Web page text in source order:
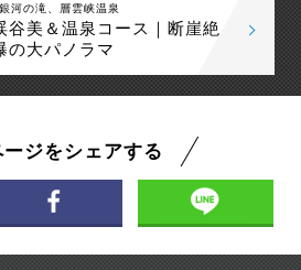
河の滝、層雲峡温泉
谷美＆温泉コース｜断崖絶
の大パノラマ
ージをシェアする